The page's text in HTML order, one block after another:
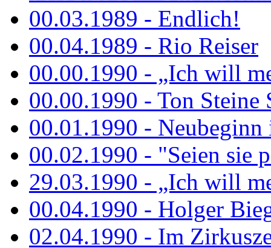
00.03.1989 - Endlich!
00.04.1989 - Rio Reiser
00.00.1990 - „Ich will
00.00.1990 - Ton Steine
00.01.1990 -
00.02.1990 - "Seien sie
29.03.1990 - „Ich will
00.04.1990 - Holger
02.04.1990 - Im